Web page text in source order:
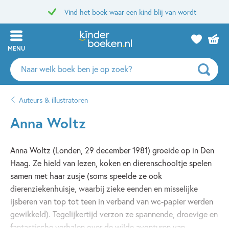
Vind het boek waar een kind blij van wordt
MENU
Zoeken
naar
auteurs
uitgevers
Auteurs & illustratoren
Anna Woltz
Anna Woltz (Londen, 29 december 1981) groeide op in Den
Haag. Ze hield van lezen, koken en dierenschooltje spelen
samen met haar zusje (soms speelde ze ook
dierenziekenhuisje, waarbij zieke eenden en misselijke
ijsberen van top tot teen in verband van wc-papier werden
gewikkeld). Tegelijkertijd verzon ze spannende, droevige en
fantastische verhalen over de wilde avonturen van